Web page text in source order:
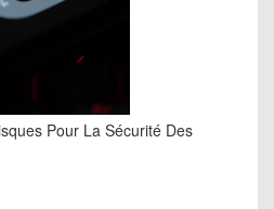
Pour La Sécurité Des